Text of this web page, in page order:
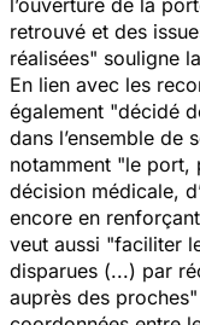
retrouvé et des
réalisées" souligne
En lien avec les
également "décidé
dans l’ensemble de
notamment "le port,
décision médicale,
encore en
veut aussi "faciliter
disparues (...) par
auprès des